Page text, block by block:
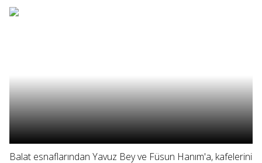
Balat esnaflarından Yavuz Bey ve Füsun Hanım'a, kafelerini